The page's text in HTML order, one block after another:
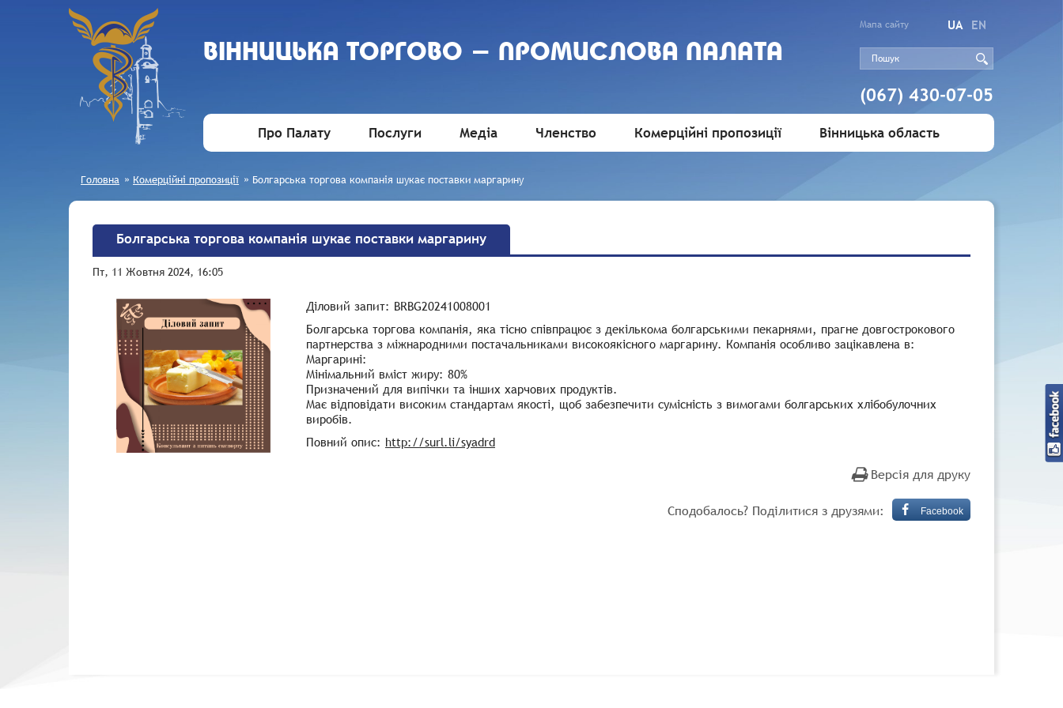
ВIННИЦЬКА ТОРГОВО - ПРОМИСЛОВА ПАЛАТА
Мапа сайту UA EN
(067) 430-07-05
Про Палату Послуги Медіа Членство Комерційні пропозиції Вінницька область
Головна » Комерційні пропозиції » Болгарська торгова компанія шукає поставки маргарину
Болгарська торгова компанія шукає поставки маргарину
Пт, 11 Жовтня 2024, 16:05
Діловий запит: BRBG20241008001
Болгарська торгова компанія, яка тісно співпрацює з декількома болгарськими пекарнями, прагне довгострокового
партнерства з міжнародними постачальниками високоякісного маргарину. Компанія особливо зацікавлена ​​в:
Маргарині:
Мінімальний вміст жиру: 80%
Призначений для випічки та інших харчових продуктів.
Має відповідати високим стандартам якості, щоб забезпечити сумісність з вимогами болгарських хлібобулочних
виробів.
Повний опис: http://surl.li/syadrd
Версія для друку
Сподобалось? Поділитися з друзями: Facebook